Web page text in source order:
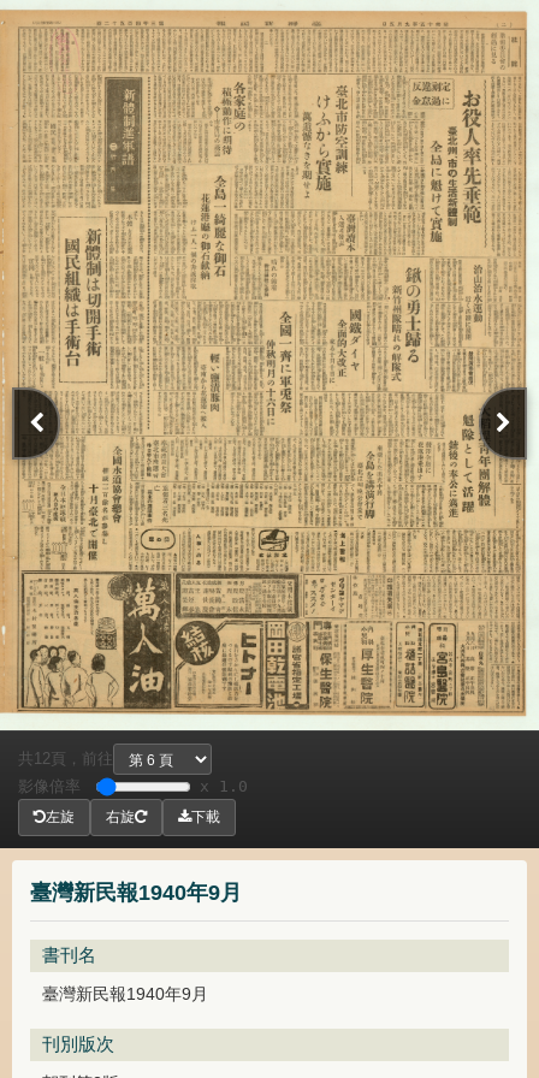
臺灣新民報1940年9月
書刊名
臺灣新民報1940年9月
刊別版次
共 12頁，
前往
影像倍率
x 1.0
左旋 右旋 下載